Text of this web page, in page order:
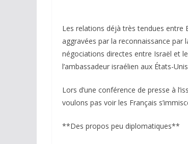
Les relations déjà très tendues entre
aggravées par la reconnaissance par
négociations directes entre Israël et
l’ambassadeur israélien aux États-
Lors d’une conférence de presse à
voulons pas voir les Français
**Des propos peu diplomatiques**